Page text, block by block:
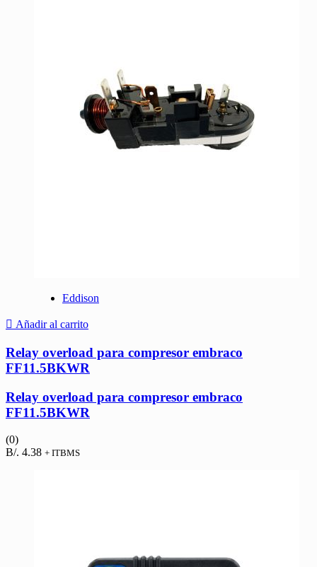
Eddison
Añadir al carrito
Relay overload para compresor embraco
FF11.5BKWR
Relay overload para compresor embraco
FF11.5BKWR
(0)
B/. 4.38 + ITBMS